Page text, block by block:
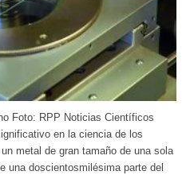
Foto: RPP Noticias Científicos
en la ciencia de los
metal de gran tamaño de una sola
una doscientosmilésima parte del